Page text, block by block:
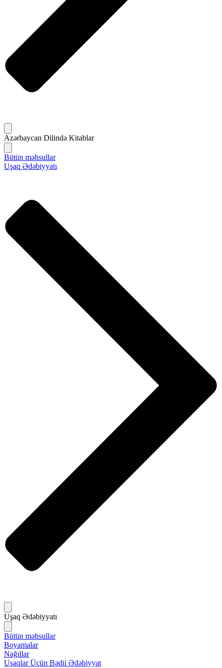
Azərbaycan Dilində Kitablar
Bütün məhsullar
Uşaq Ədəbiyyatı
Uşaq Ədəbiyyatı
Bütün məhsullar
Boyamalar
Nağıllar
Uşaqlar Üçün Bədii Ədəbiyyat